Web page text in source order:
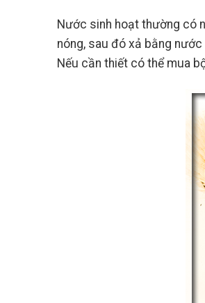
Nước sinh hoạt thường có
nóng, sau đó xả bằng
Nếu cần thiết có thể mua